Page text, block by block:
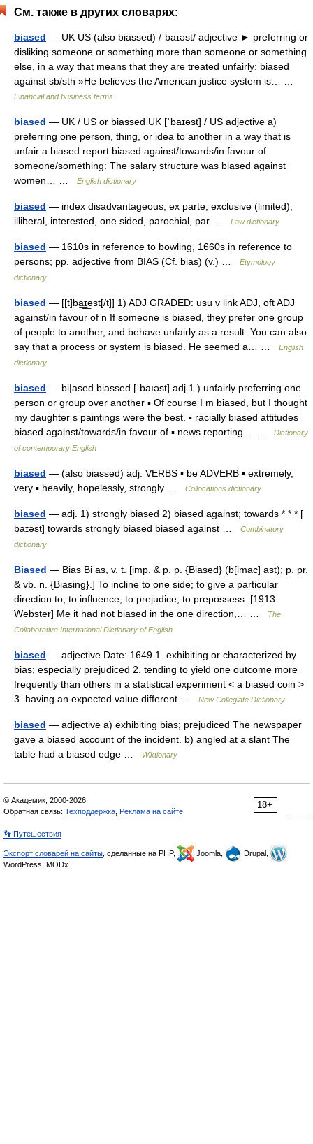
См. также в других словарях:
biased — UK US (also biassed) /ˈbaɪəst/ adjective ► preferring or
disliking someone or something more than someone or something
else, in a way that means that they are treated unfairly: biased
against sb/sth »He believes the American justice system is… …
Financial and business terms
biased — UK / US or biassed UK [ˈbaɪəst] / US adjective a)
preferring one person, thing, or idea to another in a way that is
unfair a biased report biased against/towards/in favour of
someone/something: The salary structure was biased against
women… …
English dictionary
biased — index disadvantageous, ex parte, exclusive (limited),
illiberal, interested, one sided, parochial, par …
Law dictionary
biased — 1610s in reference to bowling, 1660s in reference to
persons; pp. adjective from BIAS (Cf. bias) (v.) …
Etymology
dictionary
biased — [[t]ba͟ɪ͟əst[/t]] 1) ADJ GRADED: usu v link ADJ, oft ADJ
against/in favour of n If someone is biased, they prefer one group
of people to another, and behave unfairly as a result. You can also
say that a process or system is biased. He seemed a… …
English
dictionary
biased — bi|ased biassed [ˈbaıəst] adj 1.) unfairly preferring one
person or group over another ▪ Of course I m biased, but I thought
my daughter s paintings were the best. ▪ racially biased attitudes
biased against/towards/in favour of ▪ news reporting… …
Dictionary
of contemporary English
biased — (also biassed) adj. VERBS ▪ be ADVERB ▪ extremely,
very ▪ heavily, hopelessly, strongly …
Collocations dictionary
biased — adj. 1) strongly biased 2) biased against; towards * * * [
baɪəst] towards strongly biased biased against …
Combinatory
dictionary
Biased — Bias Bi as, v. t. [imp. & p. p. {Biased} (b[imac] ast); p. pr.
& vb. n. {Biasing}.] To incline to one side; to give a particular
direction to; to influence; to prejudice; to prepossess. [1913
Webster] Me it had not biased in the one direction,… …
The
Collaborative International Dictionary of English
biased — adjective Date: 1649 1. exhibiting or characterized by
bias; especially prejudiced 2. tending to yield one outcome more
frequently than others in a statistical experiment < a biased coin >
3. having an expected value different …
New Collegiate Dictionary
biased — adjective a) exhibiting bias; prejudiced The newspaper
gave a biased account of the incident. b) angled at a slant The
table had a biased edge …
Wiktionary
18+
© Академик, 2000-2026
Обратная связь: Техподдержка Реклама на сайте
👣 Путешествия
Экспорт словарей на сайты , сделанные на PHP, Joomla,
Drupal,
WordPress, MODx.